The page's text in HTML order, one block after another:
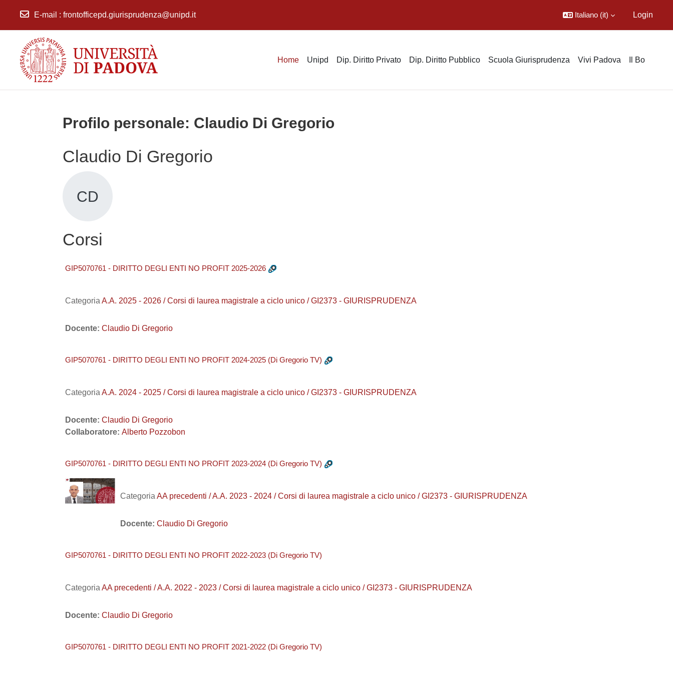
E-mail : frontofficepd.giurisprudenza@unipd.it Italiano ‎(it)‎ Login
Home Unipd Dip. Diritto Privato Dip. Diritto Pubblico Scuola Giurisprudenza Vivi Padova Il Bo
Profilo personale: Claudio Di Gregorio
Claudio Di Gregorio
CD
Corsi
GIP5070761 - DIRITTO DEGLI ENTI NO PROFIT 2025-2026
Categoria A.A. 2025 - 2026 / Corsi di laurea magistrale a ciclo unico / GI2373 - GIURISPRUDENZA
Docente: Claudio Di Gregorio
GIP5070761 - DIRITTO DEGLI ENTI NO PROFIT 2024-2025 (Di Gregorio TV)
Categoria A.A. 2024 - 2025 / Corsi di laurea magistrale a ciclo unico / GI2373 - GIURISPRUDENZA
Docente: Claudio Di Gregorio
Collaboratore: Alberto Pozzobon
GIP5070761 - DIRITTO DEGLI ENTI NO PROFIT 2023-2024 (Di Gregorio TV)
Categoria AA precedenti / A.A. 2023 - 2024 / Corsi di laurea magistrale a ciclo unico / GI2373 - GIURISPRUDENZA
Docente: Claudio Di Gregorio
GIP5070761 - DIRITTO DEGLI ENTI NO PROFIT 2022-2023 (Di Gregorio TV)
Categoria AA precedenti / A.A. 2022 - 2023 / Corsi di laurea magistrale a ciclo unico / GI2373 - GIURISPRUDENZA
Docente: Claudio Di Gregorio
GIP5070761 - DIRITTO DEGLI ENTI NO PROFIT 2021-2022 (Di Gregorio TV)